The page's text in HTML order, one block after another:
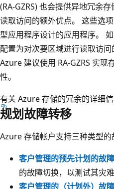
(RA-GZRS) 也会提供异地冗余
读取访问的额外优点。 这些选
型应用程序设计的应用程序。
配置为对次要区域进行读取访问
Azure 建议使用 RA-GZRS 实现
性。
有关 Azure 存储的冗余的详细
规划故障转移
Azure 存储帐户支持三种类型的
客户管理的预先计划的故
的故障切换，以测试其灾难
客户管理的（计划外）故